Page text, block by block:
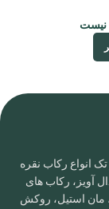
نیست
انواع رکاب نقره
آویز، رکاب های
مان استیل، روکش